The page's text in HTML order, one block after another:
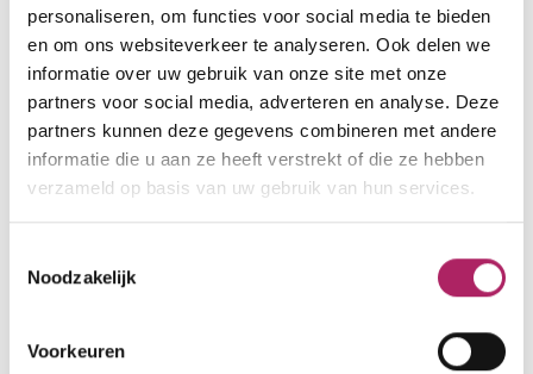
personaliseren, om functies voor social media te bieden
en om ons websiteverkeer te analyseren. Ook delen we
informatie over uw gebruik van onze site met onze
partners voor social media, adverteren en analyse. Deze
partners kunnen deze gegevens combineren met andere
informatie die u aan ze heeft verstrekt of die ze hebben
verzameld op basis van uw gebruik van hun services.
Noodzakelijk
Voorkeuren
000000000
service.clientele@basic-fit.be
www.basic-fit.com/fr-be/salle-de-
fitness/basic-fit-estaimpuis-jules-
vantieghem-